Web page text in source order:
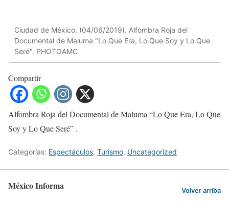
Ciudad de México. (04/06/2019). Alfombra Roja del
Documental de Maluma "Lo Que Era, Lo Que Soy y Lo Que
Seré". PHOTOAMC
Compartir
Alfombra Roja del Documental de Maluma “Lo Que Era, Lo Que
Soy y Lo Que Seré” .
Categorías: Espectáculos, Turismo, Uncategorized
México Informa Volver arriba